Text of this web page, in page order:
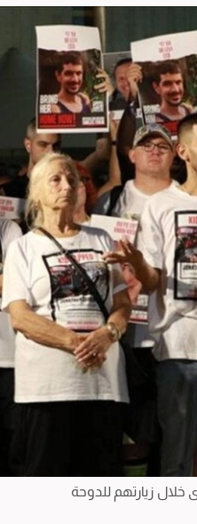
خلال زيارتهم للدوحة